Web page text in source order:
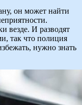
он может найти
везде. И разводят
так что полиция
нужно знать